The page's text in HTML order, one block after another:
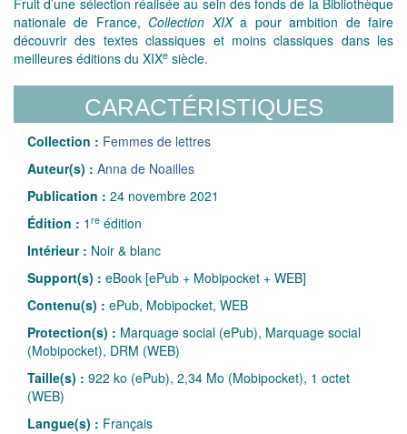
Fruit d’une sélection réalisée au sein des fonds de la Bibliothèque
nationale de France, Collection XIXa pour ambition de faire
découvrir des textes classiques et moins classiques dans les
meilleures éditions du XIXe siècle.
CARACTÉRISTIQUES
Collection : Femmes de lettres
Auteur(s) : Anna de Noailles
Publication : 24 novembre 2021
Édition : 1 re édition
Intérieur : Noir & blanc
Support(s) : eBook [ePub + Mobipocket + WEB]
Contenu(s) : ePub, Mobipocket, WEB
Protection(s) : Marquage social (ePub), Marquage social
(Mobipocket), DRM (WEB)
Taille(s) : 922 ko (ePub), 2,34 Mo (Mobipocket), 1 octet
(WEB)
Langue(s) : Français